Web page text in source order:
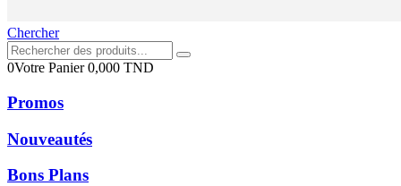
Chercher
0Votre Panier0,000 TND
Promos
Nouveautés
Bons Plans